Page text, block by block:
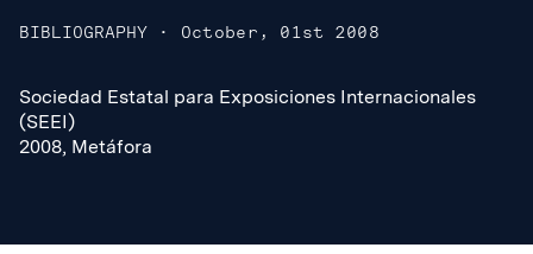
BIBLIOGRAPHY · October, 01st 2008
Sociedad Estatal para Exposiciones Internacionales
(SEEI)
2008, Metáfora
Sociedad Estatal para Exposiciones Internacionales
(SEEI)
2008, Metáfora